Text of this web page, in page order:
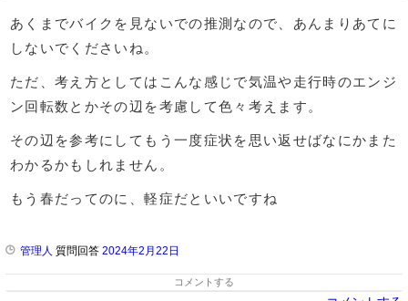
あくまでバイクを見ないでの推測なので、あんまりあてに
しないでくださいね。
ただ、考え方としてはこんな感じで気温や走行時のエンジ
ン回転数とかその辺を考慮して色々考えます。
その辺を参考にしてもう一度症状を思い返せばなにかまた
わかるかもしれません。
もう春だってのに、軽症だといいですね
管理人 質問回答 2024年2月22日
コメントする